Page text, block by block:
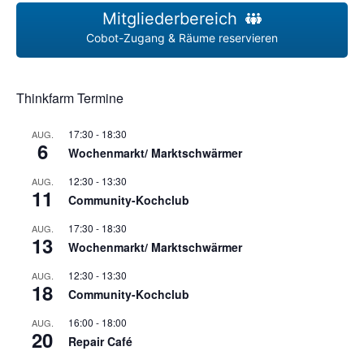
Mitgliederbereich
Cobot-Zugang & Räume reservieren
Thinkfarm Termine
AUG.
6
17:30 - 18:30
Wochenmarkt/ Marktschwärmer
AUG.
11
12:30 - 13:30
Community-Kochclub
AUG.
13
17:30 - 18:30
Wochenmarkt/ Marktschwärmer
AUG.
18
12:30 - 13:30
Community-Kochclub
AUG.
20
16:00 - 18:00
Repair Café